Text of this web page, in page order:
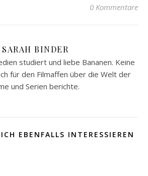
0 Kommentare
SARAH BINDER
studiert und liebe Bananen. Keine
für den Filmaffen über die Welt der
und Serien berichte.
EBENFALLS INTERESSIEREN